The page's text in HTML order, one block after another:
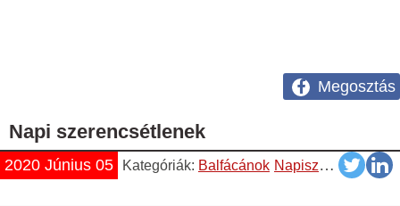
Megosztás
Napi szerencsétlenek
2020 Június 05 Kategóriák: Balfácánok Napiszar Vicces